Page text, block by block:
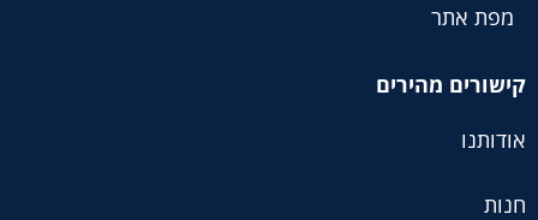
מפת אתר
קישורים מהירים
אודותנו
חנות